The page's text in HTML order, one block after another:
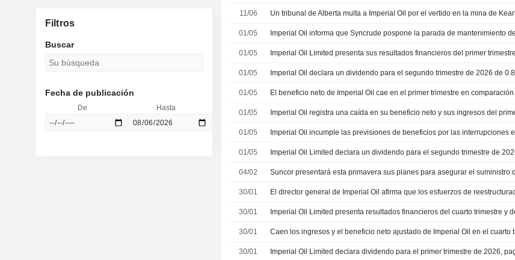
11/06 Un tribunal de Alberta multa a Imperial Oil por el vertido en la mina de Kearl
01/05
01/05
01/05
01/05
01/05
01/05
01/05
04/02
30/01
30/01
30/01
30/01
Filtros
Buscar
Fecha de publicación
De Hasta